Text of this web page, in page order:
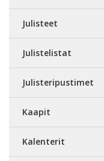
Julisteet
Julistelistat
Julisteripustimet
Kaapit
Kalenterit